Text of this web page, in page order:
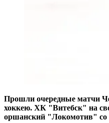
Прошли очередные матчи
хоккею. ХК "Витебск" на
оршанский "Локомотив" со